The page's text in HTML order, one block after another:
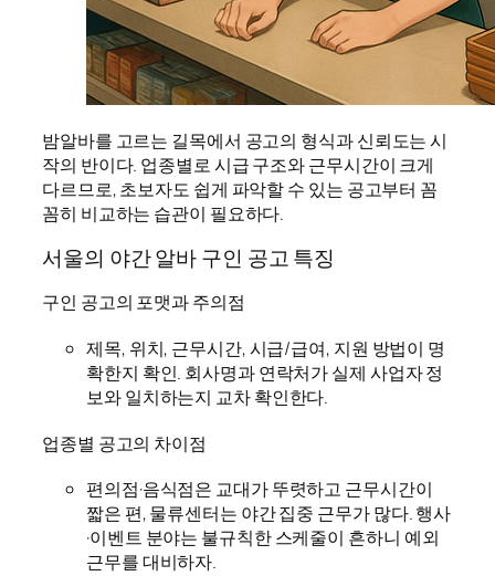
밤알바를 고르는 길목에서 공고의 형식과 신뢰도는 시
작의 반이다. 업종별로 시급 구조와 근무시간이 크게
다르므로, 초보자도 쉽게 파악할 수 있는 공고부터 꼼
꼼히 비교하는 습관이 필요하다.
서울의 야간 알바 구인 공고 특징
구인 공고의 포맷과 주의점
제목, 위치, 근무시간, 시급/급여, 지원 방법이 명
확한지 확인. 회사명과 연락처가 실제 사업자 정
보와 일치하는지 교차 확인한다.
업종별 공고의 차이점
편의점·음식점은 교대가 뚜렷하고 근무시간이
짧은 편, 물류센터는 야간 집중 근무가 많다. 행사
·이벤트 분야는 불규칙한 스케줄이 흔하니 예외
근무를 대비하자.